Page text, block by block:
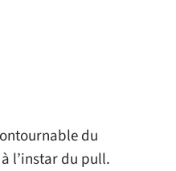
du
l’instar du pull.